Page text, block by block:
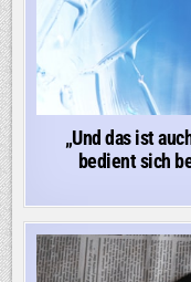
„Und das ist
bedient sich